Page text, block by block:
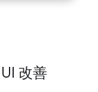
改善